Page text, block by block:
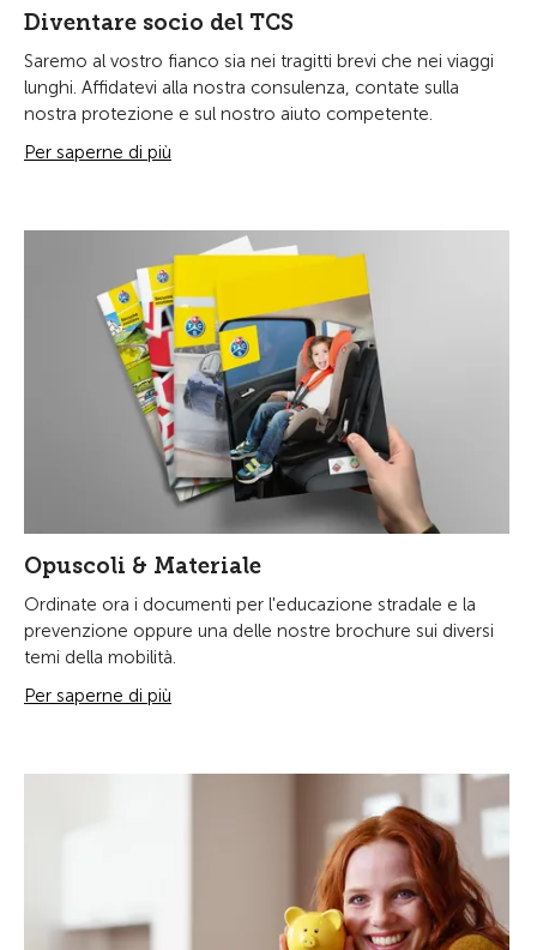
Diventare socio del TCS
Saremo al vostro fianco sia nei tragitti brevi che nei viaggi
lunghi. Affidatevi alla nostra consulenza, contate sulla
nostra protezione e sul nostro aiuto competente.
Per saperne di più
Opuscoli & Materiale
Ordinate ora i documenti per l'educazione stradale e la
prevenzione oppure una delle nostre brochure sui diversi
temi della mobilità.
Per saperne di più